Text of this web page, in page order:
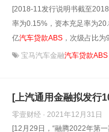
[2018-11发行说明书截至
率为0.15%，资本充足率为
亿汽车贷款ABS ，次级占比
宝马汽车金融汽车贷款ABS
[上汽通用金融拟发行
零壹财经 · 2021年12月31日
[12月29日，“融腾2022年第一